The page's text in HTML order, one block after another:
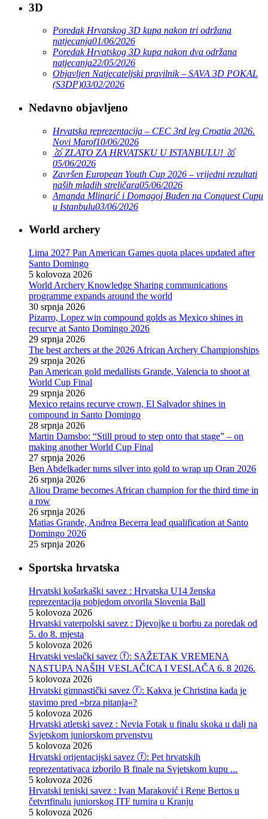
3D
Poredak Hrvatskog 3D kupa nakon tri održana
natjecanja01/06/2026
Poredak Hrvatskog 3D kupa nakon dva održana
natjecanja22/05/2026
Objavljen Natjecateljski pravilnik – SAVA 3D POKAL
(S3DP)03/02/2026
Nedavno objavljeno
Hrvatska reprezentacija – CEC 3rd leg Croatia 2026.
Novi Marof10/06/2026
🥇 ZLATO ZA HRVATSKU U ISTANBULU! 🥇
05/06/2026
Završen European Youth Cup 2026 – vrijedni rezultati
naših mladih streličara05/06/2026
Amanda Mlinarić i Domagoj Buden na Conquest Cupu
u Istanbulu03/06/2026
World archery
Lima 2027 Pan American Games quota places updated after
Santo Domingo
5 kolovoza 2026
World Archery Knowledge Sharing communications
programme expands around the world
30 srpnja 2026
Pizarro, Lopez win compound golds as Mexico shines in
recurve at Santo Domingo 2026
29 srpnja 2026
The best archers at the 2026 African Archery Championships
29 srpnja 2026
Pan American gold medallists Grande, Valencia to shoot at
World Cup Final
29 srpnja 2026
Mexico retains recurve crown, El Salvador shines in
compound in Santo Domingo
28 srpnja 2026
Martin Damsbo: “Still proud to step onto that stage” – on
making another World Cup Final
27 srpnja 2026
Ben Abdelkader turns silver into gold to wrap up Oran 2026
26 srpnja 2026
Aliou Drame becomes African champion for the third time in
a row
26 srpnja 2026
Matias Grande, Andrea Becerra lead qualification at Santo
Domingo 2026
25 srpnja 2026
Sportska hrvatska
Hrvatski košarkaški savez : Hrvatska U14 ženska
reprezentacija pobjedom otvorila Slovenia Ball
5 kolovoza 2026
Hrvatski vaterpolski savez : Djevojke u borbu za poredak od
5. do 8. mjesta
5 kolovoza 2026
Hrvatski veslački savez ⓕ: SAŽETAK VREMENA
NASTUPA NAŠIH VESLAČICA I VESLAČA 6. 8 2026.
5 kolovoza 2026
Hrvatski gimnastički savez ⓕ: Kakva je Christina kada je
stavimo pred »brza pitanja«?
5 kolovoza 2026
Hrvatski atletski savez : Nevia Fotak u finalu skoka u dalj na
Svjetskom juniorskom prvenstvu
5 kolovoza 2026
Hrvatski orijentacijski savez ⓕ: Pet hrvatskih
reprezentativaca izborilo B finale na Svjetskom kupu ...
5 kolovoza 2026
Hrvatski teniski savez : Ivan Maraković i Rene Bertos u
četvrtfinalu juniorskog ITF turnira u Kranju
5 kolovoza 2026